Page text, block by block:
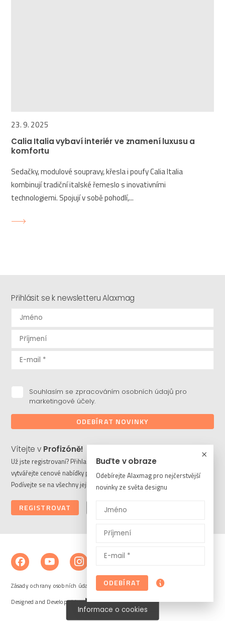
23. 9. 2025
Calia Italia vybaví interiér ve znamení luxusu a
komfortu
Sedačky, modulové soupravy, křesla i poufy Calia Italia
kombinují tradiční italské řemeslo s inovativními
technologiemi. Spojují v sobě pohodlí,...
Buďte v obraze
Odebírejte Alaxmag pro nejčerstvější
novinky ze světa designu
ODEBÍRAT
Přihlásit se k newsletteru Alaxmag
Souhlasím se zpracováním osobních údajů pro
marketingové účely.
ODEBÍRAT NOVINKY
Vítejte v Profizóně!
Už jste registrovaní? Přihlaste se a stahujte potřebné soubory či
vytvářejte cenové nabídky pro vaše klienty. Ještě nejste členem?
Podívejte se na všechny její výhody a registrujte se ještě dnes.
REGISTROVAT PŘIHLÁSIT
Zásady ochrany osobních údajů a cookies
Designed and Developed by